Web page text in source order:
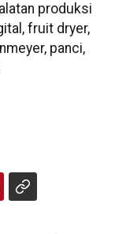
produksi
fruit dryer,
panci,